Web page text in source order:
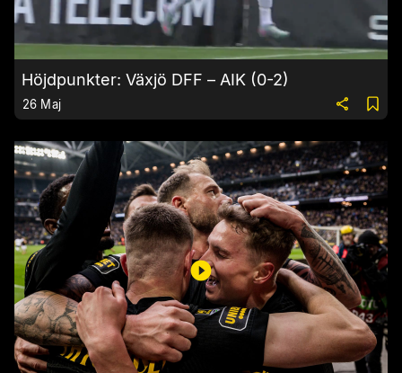
Höjdpunkter: Växjö DFF – AIK (0-2)
26 Maj